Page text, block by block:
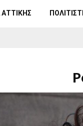
ΑΤΤΙΚΗΣ